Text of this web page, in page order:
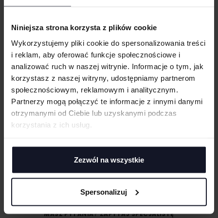
Niniejsza strona korzysta z plików cookie
Wykorzystujemy pliki cookie do spersonalizowania treści
i reklam, aby oferować funkcje społecznościowe i
analizować ruch w naszej witrynie. Informacje o tym, jak
korzystasz z naszej witryny, udostępniamy partnerom
społecznościowym, reklamowym i analitycznym.
Partnerzy mogą połączyć te informacje z innymi danymi
otrzymanymi od Ciebie lub uzyskanymi podczas
korzystania z ich usług.
Zezwól na wszystkie
Spersonalizuj
Łatwa identyfikacja rozmiaru dzięki metce na karku
bawełny w sposób zrównoważony
GRAMATURA I SKŁAD
CERTYFIKATY
TECHNIKI ZDOBIENIA
Haft komputerowy
poliestrowymi nićmi za pomocą specjalnych maszyn haftujących. W
wyniku otrzymujemy charakterystyczne, trójwymiarowe wzory.
Sitodruk
Sitodruk to technika znakowania, która wygrywa trwałością i ceną przy
większych seriach. Idealny do koszulek, bluz i odzieży firmowej,
Flex/Flock
WGRAJ GRAFIKĘ
UWAGI
DODAJ
MASZ PYTANIA? ZAPYTAJ SPECJALISTĘ